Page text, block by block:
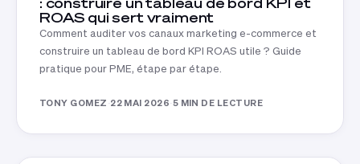
ROAS qui sert vraiment
Comment auditer vos canaux marketing e-commerce et
construire un tableau de bord KPI ROAS utile ? Guide
pratique pour PME, étape par étape.
TONY GOMEZ ·22 MAI 2026·5 MIN DE LECTURE